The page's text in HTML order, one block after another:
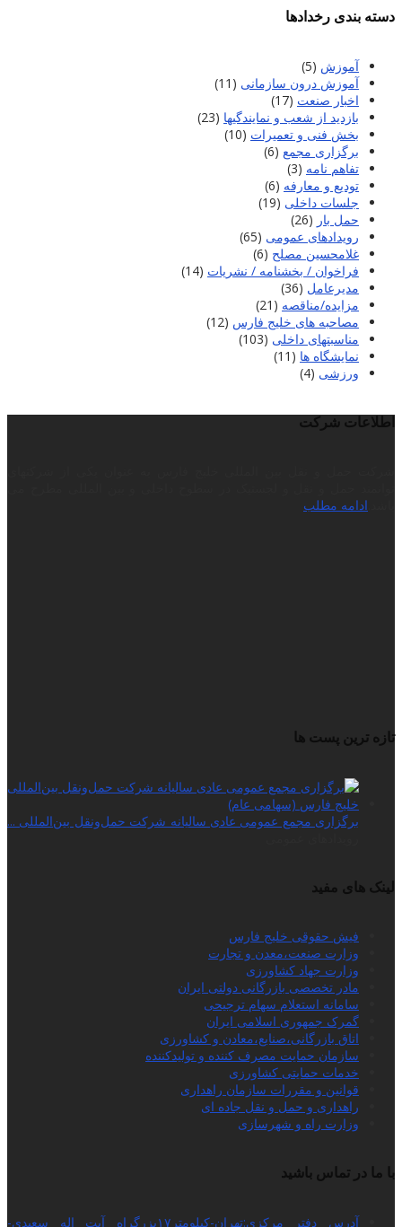
دسته بندی رخدادها
آموزش (5)
آموزش درون سازمانی (11)
اخبار صنعت (17)
بازدید از شعب و نمایندگیها (23)
بخش فنی و تعمیرات (10)
برگزاری مجمع (6)
تفاهم نامه (3)
تودیع و معارفه (6)
جلسات داخلی (19)
حمل بار (26)
رویدادهای عمومی (65)
غلامحسین مصلح (6)
فراخوان / بخشنامه / نشریات (14)
مدیرعامل (36)
مزایده/مناقصه (21)
مصاحبه های خلیج فارس (12)
مناسبتهای داخلی (103)
نمایشگاه ها (11)
ورزشی (4)
اطلاعات شرکت
ادامه مطلب
تازه ترین پست ها
برگزاری مجمع عمومی عادی سالیانه شرکت حمل‌ونقل بین‌المللی ...
لینک های مفید
فیش حقوقی خلیج فارس
وزارت صنعت،معدن و تجارت
وزارت جهاد کشاورزی
مادر تخصصی بازرگانی دولتی ایران
سامانه استعلام سهام ترجیحی
گمرک جمهوری اسلامی ایران
اتاق بازرگانی،صنایع،معادن و کشاورزی
سازمان حمایت مصرف کننده و تولیدکننده
خدمات حمایتی کشاورزی
قوانین و مقررات سازمان راهداری
راهداری و حمل و نقل جاده ای
وزارت راه و شهرسازی
با ما در تماس باشید
آدرس دفتر مرکزی:تهران-کیلومتر۱۷بزرگراه آیت اله سعیدی-